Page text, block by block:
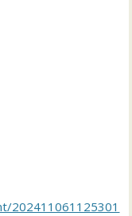
202411061125301